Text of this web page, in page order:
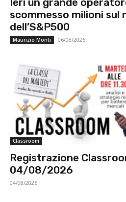
scommesso milioni sul
dell’S&P500
Maurizio Monti 06/08/2026
Classroom
Registrazione
04/08/2026
04/08/2026